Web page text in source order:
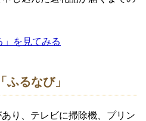
」を見てみる
るなび」
あり、テレビに掃除機、プリン